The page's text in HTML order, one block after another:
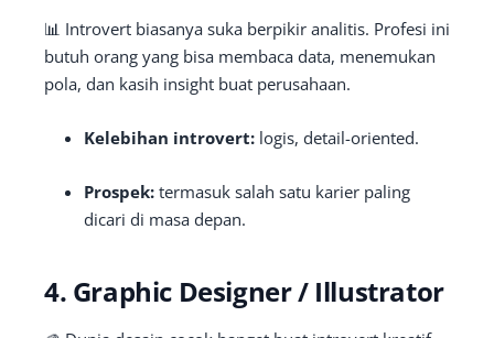
📊 Introvert biasanya suka berpikir analitis. Profesi ini
butuh orang yang bisa membaca data, menemukan
pola, dan kasih insight buat perusahaan.
Kelebihan introvert: logis, detail-oriented.
Prospek: termasuk salah satu karier paling
dicari di masa depan.
4. Graphic Designer / Illustrator